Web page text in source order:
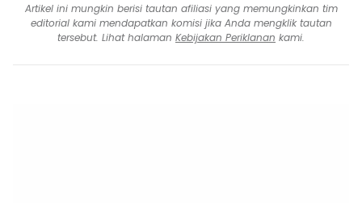
Artikel ini mungkin berisi tautan afiliasi yang memungkinkan tim
editorial kami mendapatkan komisi jika Anda mengklik tautan
tersebut. Lihat halaman Kebijakan Periklanan kami.